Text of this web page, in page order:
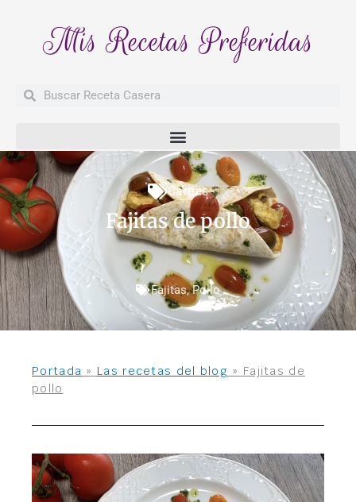
Mis Recetas Preferidas
BuscarBuscar
Carnes
Fajitas de pollo
Fajitas,Pollo
Portada » Las recetas del blog » Fajitas de
pollo